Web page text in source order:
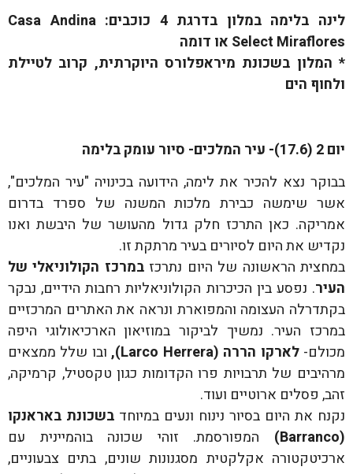
לינה בלימה במלון בדרגת 4 כוכבים:
Casa Andina
Select Miraflores או דומה
* המלון בשכונת מיראפלורס היוקרתית, קרוב לטיילת
ולחוף הים
יום 2 (17.6)- עיר המלכים- סיור עומק בלימה
בבוקר נצא להכיר את לימה, הידועה בכינויה "עיר המלכים",
אשר שימשה כבירת מלכות המשנה של ספרד בדרום
אמריקה. כאן התרכז חלק גדול מהעושר של היבשת ואנו
נקדיש את היום לסיורים בעיר מרתקת זו.
במחצית הראשונה של היום נתרכזבמרכז הקולוניאלי של
העיר. נפסע בין הכיכרות הקולוניאליות רחבות הידיים, נבקר
בקתדרלה העצומה והמפוארת ונראה את האתרים המרכזיים
במרכז העיר. נמשיך לביקור במוזיאון הארכיאולוגי היפה
מכולם-לארקו הררה (Larco Herrera
),ובו שלל ממצאים
מרהיבים של תרבויות פרו הקדומות כגון טקסטיל, קרמיקה,
זהב, פסלים ארוטיים ועוד.
נקנח את היום בסיור נינוח ונעים במיוחד בשכונת באראנקו
(
Barranco
) המפורסמת. זוהי שכונה בוהמיינית עם
ארכיטקטורה אקלקטית מסגנונות שונים, בתים צבעוניים,